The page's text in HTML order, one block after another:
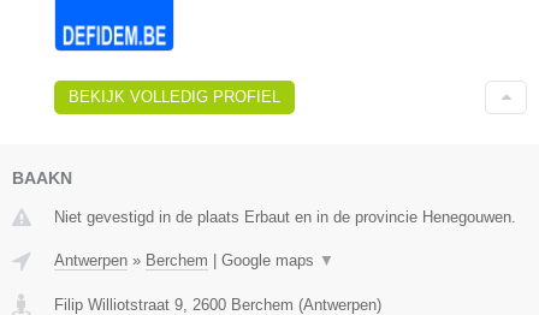
BEKIJK VOLLEDIG PROFIEL
BAAKN
Niet gevestigd in de plaats Erbaut en in de provincie Henegouwen.
Antwerpen » Berchem Google maps ▼
Filip Williotstraat 9 2600 Berchem (Antwerpen)